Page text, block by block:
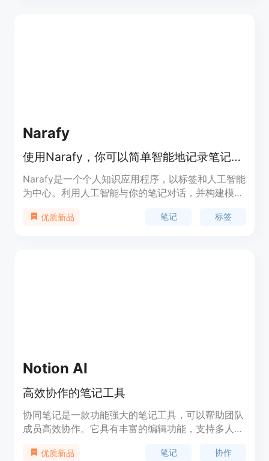
Narafy
使用Narafy，你可以简单智能地记录笔记，利用标签和人工智能来管理笔记。快来免费试用吧！
Narafy是一个个人知识应用程序，以标签和人工智能
为中心。利用人工智能与你的笔记对话，并构建模
用！在Windows和Mac上可用。
优质新品 笔记 标签
Notion AI
高效协作的笔记工具
协同笔记是一款功能强大的笔记工具，可以帮助团队
成员高效协作。它具有丰富的编辑功能，支持多人实
平台兼容、强大的搜索功能和灵活的组织方式。该产
优质新品 笔记 协作